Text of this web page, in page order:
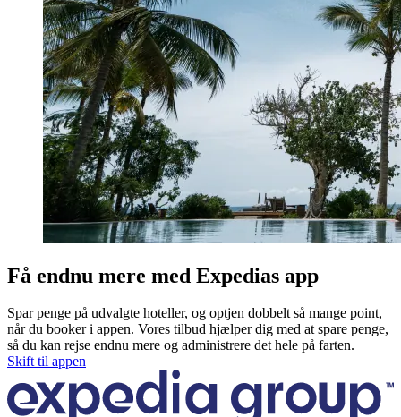
Få endnu mere med Expedias app
Spar penge på udvalgte hoteller, og optjen dobbelt så mange point,
når du booker i appen. Vores tilbud hjælper dig med at spare penge,
så du kan rejse endnu mere og administrere det hele på farten.
Skift til appen